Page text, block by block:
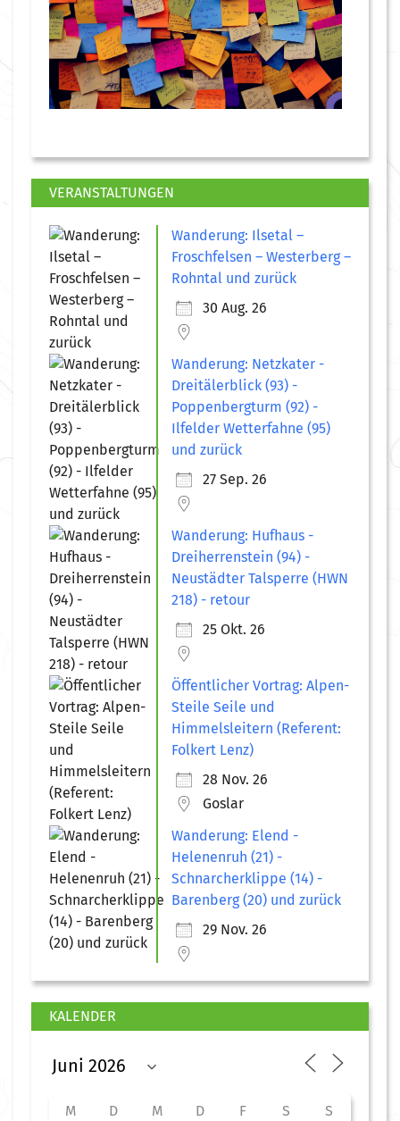
VERANSTALTUNGEN
Wanderung: Ilsetal –
Froschfelsen – Westerberg –
Rohntal und zurück
30 Aug. 26
Wanderung: Netzkater -
Dreitälerblick (93) -
Poppenbergturm (92) -
Ilfelder Wetterfahne (95)
und zurück
27 Sep. 26
Wanderung: Hufhaus -
Dreiherrenstein (94) -
Neustädter Talsperre (HWN
218) - retour
25 Okt. 26
Öffentlicher Vortrag: Alpen-
Steile Seile und
Himmelsleitern (Referent:
Folkert Lenz)
28 Nov. 26
Goslar
Wanderung: Elend -
Helenenruh (21) -
Schnarcherklippe (14) -
Barenberg (20) und zurück
29 Nov. 26
KALENDER
M D M D F S S